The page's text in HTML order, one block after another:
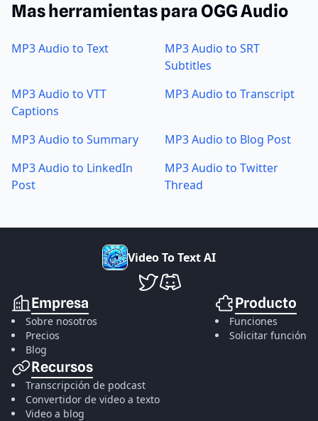
Mas herramientas para OGG Audio
MP3 Audio to Text
MP3 Audio to SRT
Subtitles
MP3 Audio to VTT
Captions
MP3 Audio to Transcript
MP3 Audio to Summary
MP3 Audio to Blog Post
MP3 Audio to LinkedIn
Post
MP3 Audio to Twitter
Thread
VideoToTextAI
VideoToTextAI en Twitter
VideoToTextAI en Discord
Empresa
Sobre nosotros
Precios
Blog
Producto
Funciones
Solicitar función
Recursos
Transcripción de podcast
Convertidor de video a texto
Video a blog